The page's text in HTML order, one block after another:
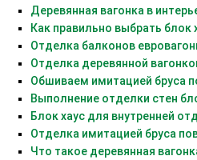
Деревянная вагонка в
Как правильно выбрать
Отделка балконов
Отделка деревянной
Обшиваем имитацией бруса
Выполнение отделки стен
Блок хаус для внутренней
Отделка имитацией бруса
Что такое деревянная